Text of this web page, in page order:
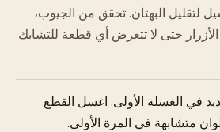
لتقليل البهتان. تحقق من الجيوب،
حتى لا تتعرض أي قطعة للتشابك
في الغسلة الأولى. اغسل القطع
متشابهة في المرة الأولى.